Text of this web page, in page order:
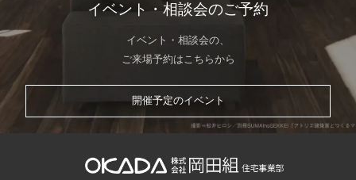
イベント・相談会のご予約
イベント・相談会の、
ご来場予約はこちらから
開催予定のイベント